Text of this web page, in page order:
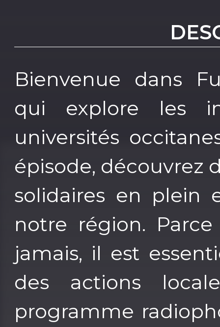
Bienvenue dans
qui explore les
universités
épisode, découvrez
solidaires en plein
notre région. Parce
jamais, il est
des actions
programme